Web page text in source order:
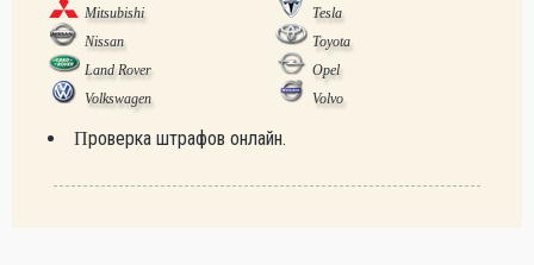
Mitsubishi
Tesla
Nissan
Toyota
Land Rover
Opel
Volkswagen
Volvo
Проверка штрафов онлайн.